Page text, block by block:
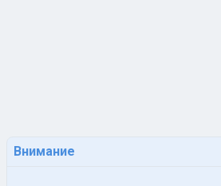
Внимание